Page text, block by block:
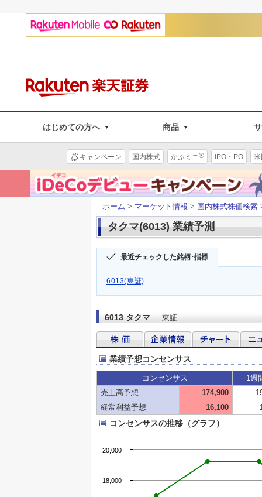
はじめての方へ 商品
キャンペーン 国内株式 かぶミニ® IPO・PO
ホーム > マーケット情報 > 国内株式株価検索
タクマ(6013) 業績予測
最近チェックした銘柄･指標
6013(東証)
6013 タクマ 東証